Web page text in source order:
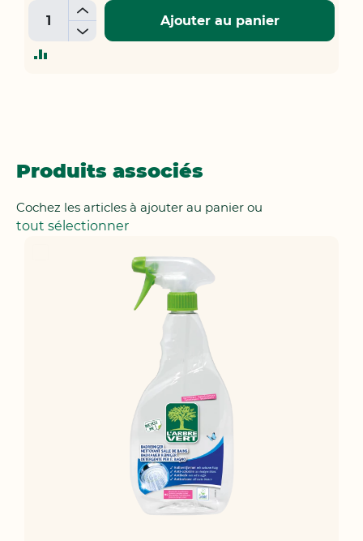
+
-
Ajouter au panier
Produits associés
Cochez les articles à ajouter au panier ou
tout sélectionner